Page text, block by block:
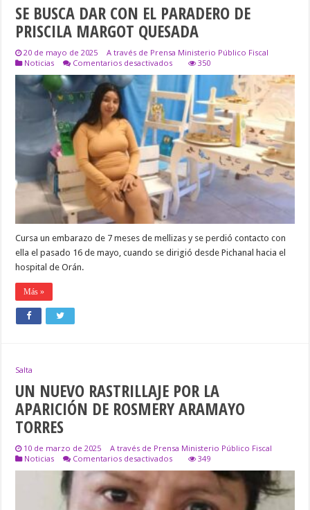
SE BUSCA DAR CON EL PARADERO DE
PRISCILA MARGOT QUESADA
20 de mayo de 2025
A través de Prensa Ministerio Público Fiscal
Noticias
Comentarios desactivadosen
BUSCA
DAR
CON
PARADERO
DE
PRISCILA
MARGOT
QUESADA
350
Cursa un embarazo de 7 meses de mellizas y se perdió contacto con
ella el pasado 16 de mayo, cuando se dirigió desde Pichanal hacia el
hospital de Orán.
Más »
Salta
UN NUEVO RASTRILLAJE POR LA
APARICIÓN DE ROSMERY ARAMAYO
TORRES
10 de marzo de 2025
A través de Prensa Ministerio Público Fiscal
Noticias
Comentarios desactivadosen
RASTRILLAJE
POR
349